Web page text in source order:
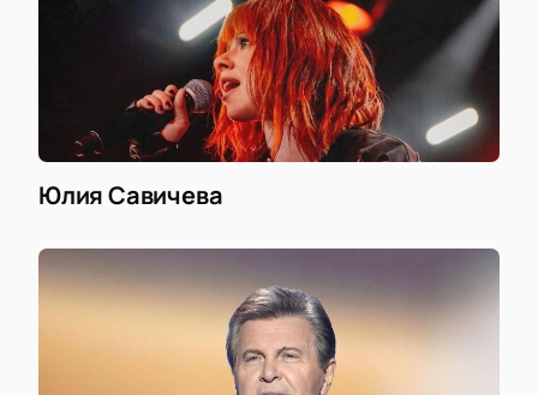
Юлия Савичева